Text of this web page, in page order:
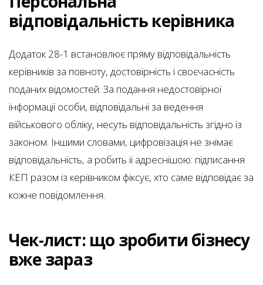
відповідальність керівника
Додаток 28-1 встановлює пряму відповідальність
керівників за повноту, достовірність і своєчасність
поданих відомостей. За подання недостовірної
інформації особи, відповідальні за ведення
військового обліку, несуть відповідальність згідно із
законом. Іншими словами, цифровізація не знімає
відповідальність, а робить її адреснішою: підписання
КЕП разом із керівником фіксує, хто саме відповідає за
кожне повідомлення.
Чек-лист: що зробити бізнесу
вже зараз